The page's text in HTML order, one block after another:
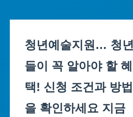
content
청년예술지원… 청년
들이 꼭 알아야 할 혜
택! 신청 조건과 방법
을 확인하세요 지금